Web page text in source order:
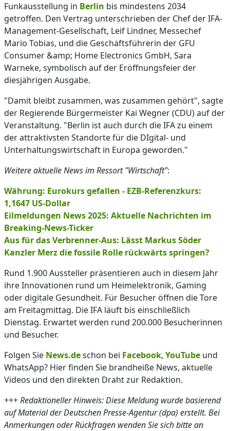
Funkausstellung in Berlin bis mindestens 2034
getroffen. Den Vertrag unterschrieben der Chef der IFA-
Management-Gesellschaft, Leif Lindner, Messechef
Mario Tobias, und die Geschäftsführerin der GFU
Consumer &amp; Home Electronics GmbH, Sara
Warneke, symbolisch auf der Eröffnungsfeier der
diesjährigen Ausgabe.
"Damit bleibt zusammen, was zusammen gehört", sagte
der Regierende Bürgermeister Kai Wegner (CDU) auf der
Veranstaltung. "Berlin ist auch durch die IFA zu einem
der attraktivsten Standorte für die DIgital- und
Unterhaltungswirtschaft in Europa geworden."
Weitere aktuelle News im Ressort "Wirtschaft":
Währung: Eurokurs gefallen - EZB-Referenzkurs:
1,1647 US-Dollar
Eilmeldungen News 2025: Aktuelle Nachrichten im
Breaking-News-Ticker
Aus für das Verbrenner-Aus: Lässt Markus Söder
Kanzler Merz die fossile Rolle rückwärts springen?
Rund 1.900 Aussteller präsentieren auch in diesem Jahr
ihre Innovationen rund um Heimelektronik, Gaming
oder digitale Gesundheit. Für Besucher öffnen die Tore
am Freitagmittag. Die IFA läuft bis einschließlich
Dienstag. Erwartet werden rund 200.000 Besucherinnen
und Besucher.
Folgen Sie News.deschon bei Facebook, YouTube und
WhatsApp? Hier finden Sie brandheiße News, aktuelle
Videos und den direkten Draht zur Redaktion.
+++Redaktioneller Hinweis: Diese Meldung wurde basierend
auf Material der Deutschen Presse-Agentur (dpa) erstellt. Bei
Anmerkungen oder Rückfragen wenden Sie sich bitte an